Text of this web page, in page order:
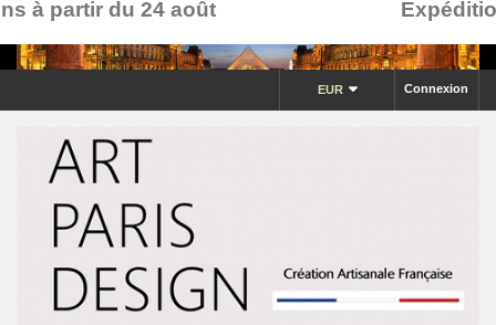
partir du 24 août
Connexion
EUR